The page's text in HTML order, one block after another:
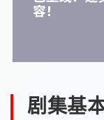
剧集基